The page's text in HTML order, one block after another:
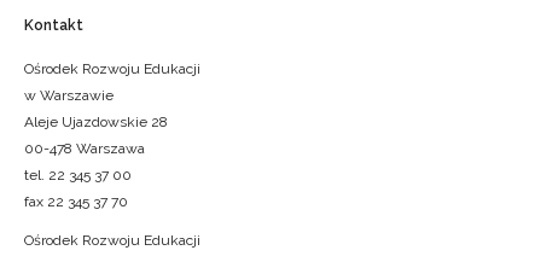
Kontakt
Ośrodek Rozwoju Edukacji
w Warszawie
Aleje Ujazdowskie 28
00-478 Warszawa
tel. 22 345 37 00
fax 22 345 37 70
Ośrodek Rozwoju Edukacji